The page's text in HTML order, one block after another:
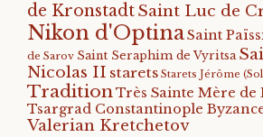
de KronstadtSaint Luc de
Nikon d'OptinaSaint
de Sarov Saint Seraphim de Vyritsa
Nicolas II starets Starets Jérôme
TraditionTrès Sainte Mère de
Tsargrad Constantinople
Valerian Kretchetov